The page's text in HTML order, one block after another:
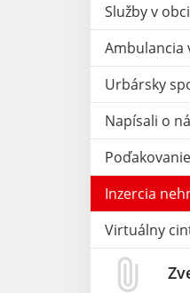
Služby v obci
Ambulancia
Urbársky
Napísali o
Poďakovanie
Inzercia
Virtuálny